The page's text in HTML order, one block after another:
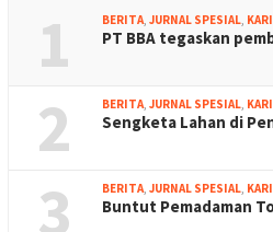
1 BERITA JURNAL SPESIAL
PT BBA tegaskan
2 BERITA JURNAL SPESIAL
Sengketa Lahan di
3 BERITA JURNAL SPESIAL
Buntut Pemadaman